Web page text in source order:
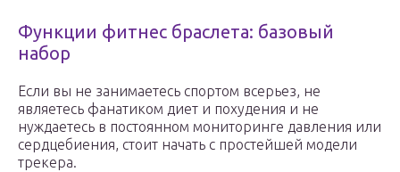
Функции фитнес браслета: базовый
набор
Если вы не занимаетесь спортом всерьез, не
являетесь фанатиком диет и похудения и не
нуждаетесь в постоянном мониторинге давления или
сердцебиения, стоит начать с простейшей модели
трекера.